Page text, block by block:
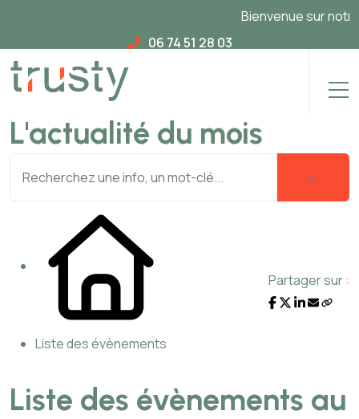
Bienvenue sur notre
06 74 51 28 03
L'actualité du mois
Liste des évènements
Partager sur :
Liste des évènements au